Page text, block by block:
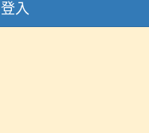
登入